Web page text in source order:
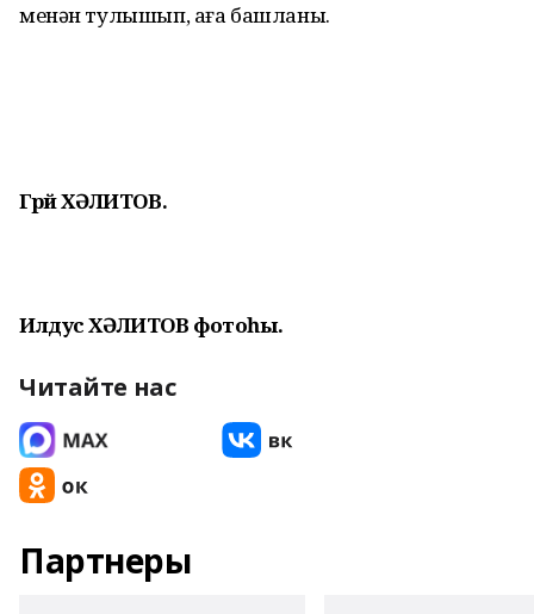
менән тулышып, аға башланы.
Гәрәй ХӘЛИТОВ.
Илдус ХӘЛИТОВ фотоһы.
Читайте нас
Партнеры